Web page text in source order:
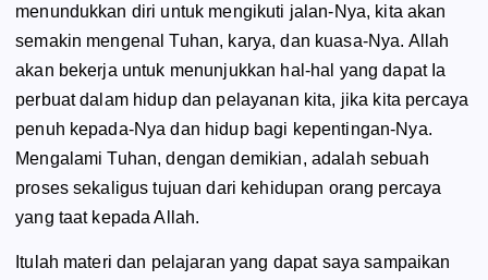
menundukkan diri untuk mengikuti jalan-Nya, kita akan
semakin mengenal Tuhan, karya, dan kuasa-Nya. Allah
akan bekerja untuk menunjukkan hal-hal yang dapat Ia
perbuat dalam hidup dan pelayanan kita, jika kita percaya
penuh kepada-Nya dan hidup bagi kepentingan-Nya.
Mengalami Tuhan, dengan demikian, adalah sebuah
proses sekaligus tujuan dari kehidupan orang percaya
yang taat kepada Allah.
Itulah materi dan pelajaran yang dapat saya sampaikan